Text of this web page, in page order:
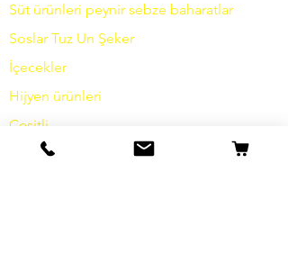
Süt ürünleri peynir sebze baharatlar
Soslar Tuz Un Şeker
İçecekler
Hijyen ürünleri
Çeşitli
bilgi